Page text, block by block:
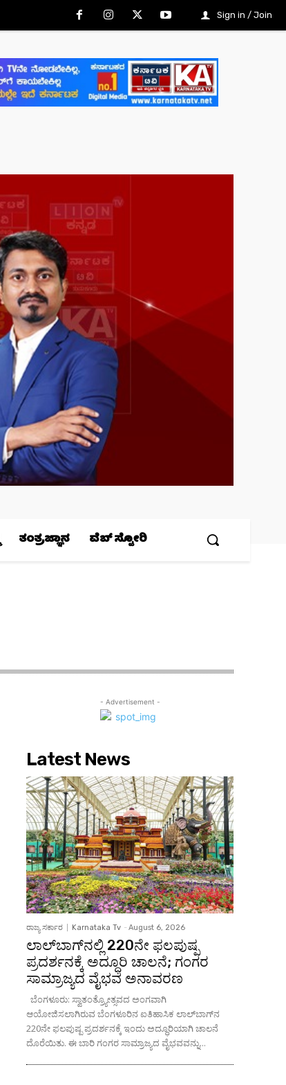
Sign in / Join
ತಂತ್ರಜ್ಞಾನ ವೆಬ್ ಸ್ಟೋರಿ
- Advertisement -
Latest News
ರಾಜ್ಯ ಸರ್ಕಾರ Karnataka Tv - August 6, 2026
ಲಾಲ್‌ಬಾಗ್‌ನಲ್ಲಿ 220ನೇ ಫಲಪುಷ್ಪ
ಪ್ರದರ್ಶನಕ್ಕೆ ಅದ್ಧೂರಿ ಚಾಲನೆ; ಗಂಗರ
ಸಾಮ್ರಾಜ್ಯದ ವೈಭವ ಅನಾವರಣ
ಬೆಂಗಳೂರು: ಸ್ವಾತಂತ್ರ್ಯೋತ್ಸವದ ಅಂಗವಾಗಿ
ಆಯೋಜಿಸಲಾಗಿರುವ ಬೆಂಗಳೂರಿನ ಐತಿಹಾಸಿಕ ಲಾಲ್‌ಬಾಗ್‌ನ
220ನೇ ಫಲಪುಷ್ಪ ಪ್ರದರ್ಶನಕ್ಕೆ ಇಂದು ಅದ್ಧೂರಿಯಾಗಿ ಚಾಲನೆ
ದೊರೆಯಿತು. ಈ ಬಾರಿ ಗಂಗರ ಸಾಮ್ರಾಜ್ಯದ ವೈಭವವನ್ನು...